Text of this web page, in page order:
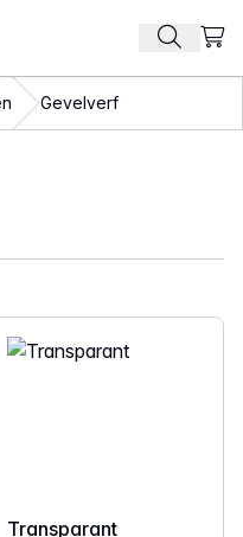
Zoek
Gevelverf
Transparant